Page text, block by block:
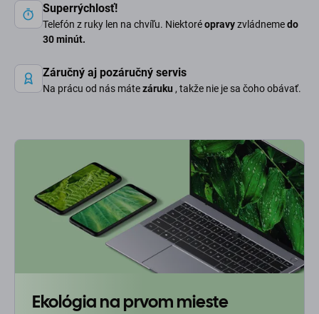
Superrýchlosť!
Telefón z ruky len na chvíľu. Niektoréopravyzvládnemedo
30 minút.
Záručný aj pozáručný servis
Na prácu od nás mátezáruku , takže nie je sa čoho obávať.
Ekológia na prvom mieste